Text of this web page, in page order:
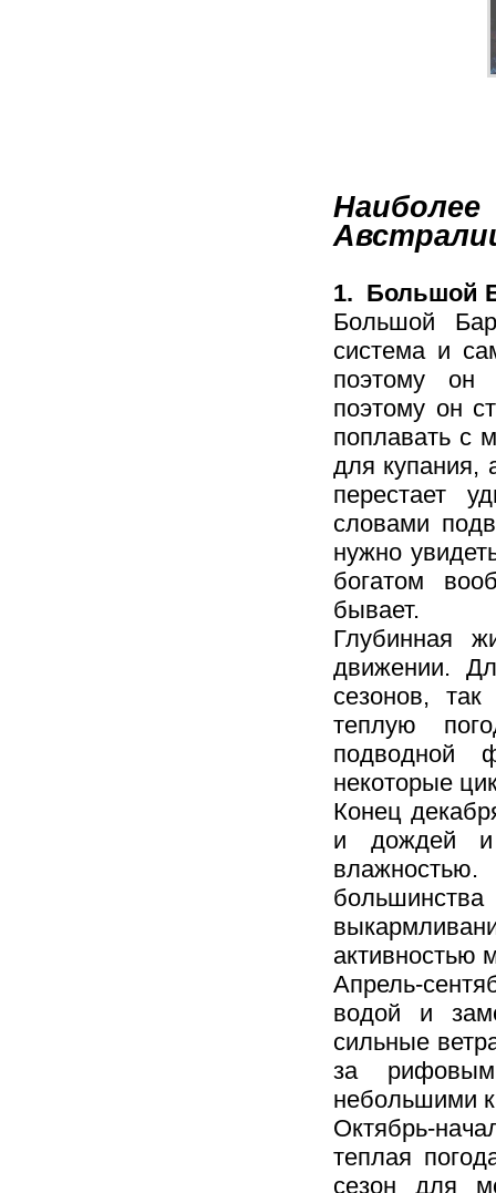
1. Большой
Большой
система и
поэтому он
поэтому он
поплавать с
для купания,
перестает
словами
нужно
богатом
бывает.
Глубинная
движении.
сезонов, так
теплую
подводной
некоторые
Конец
и дождей и
активностью
Апрель-
водой и
сильные
за
небольшими
Октябрь-
теплая
сезон для